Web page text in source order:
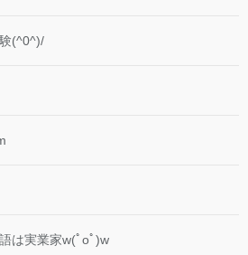
(^0^)/
は実業家w(ﾟoﾟ)w